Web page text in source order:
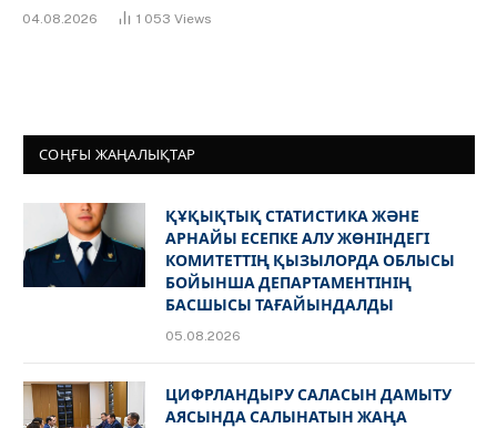
04.08.2026 1 053 Views
СОҢҒЫ ЖАҢАЛЫҚТАР
ҚҰҚЫҚТЫҚ СТАТИСТИКА ЖӘНЕ
АРНАЙЫ ЕСЕПКЕ АЛУ ЖӨНІНДЕГІ
КОМИТЕТТІҢ ҚЫЗЫЛОРДА ОБЛЫСЫ
БОЙЫНША ДЕПАРТАМЕНТІНІҢ
БАСШЫСЫ ТАҒАЙЫНДАЛДЫ
05.08.2026
ЦИФРЛАНДЫРУ САЛАСЫН ДАМЫТУ
АЯСЫНДА САЛЫНАТЫН ЖАҢА